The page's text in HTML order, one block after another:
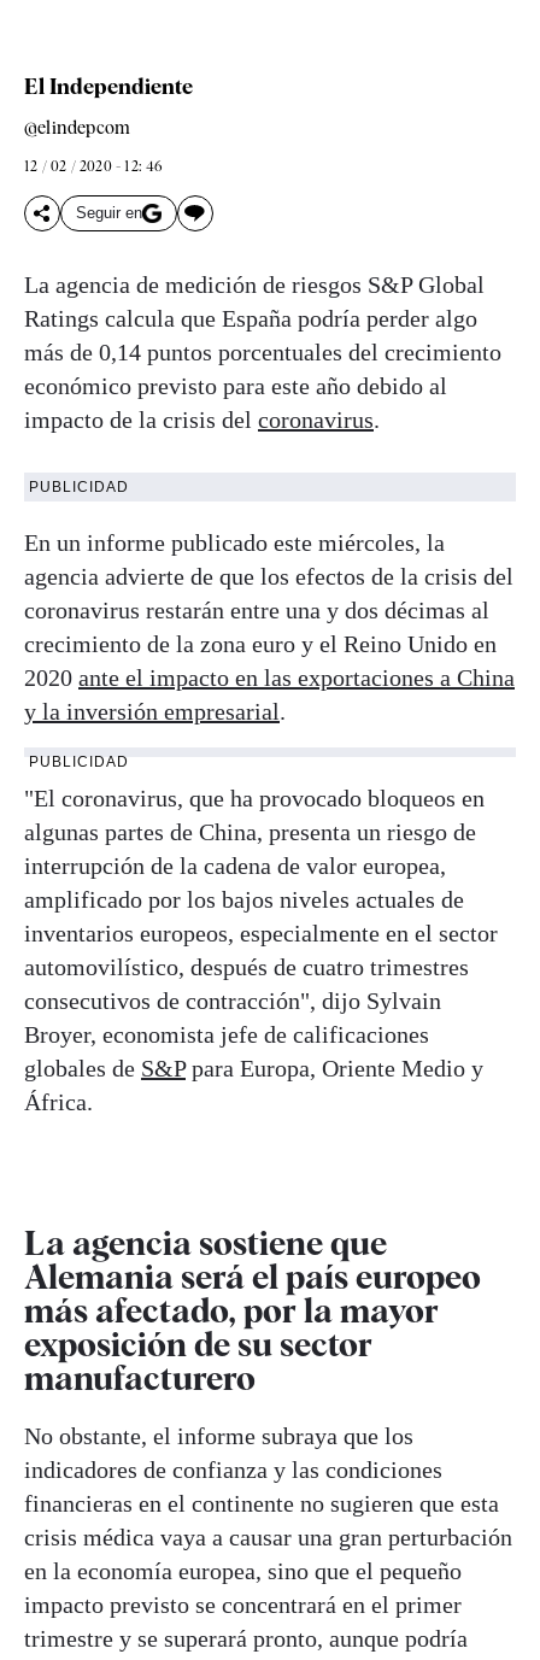
El Independiente
@elindepcom
12 / 02 / 2020 - 12: 46
Seguir en
La agencia de medición de riesgos S&P Global
Ratings calcula que España podría perder algo
más de 0,14 puntos porcentuales del crecimiento
económico previsto para este año debido al
impacto de la crisis del coronavirus.
PUBLICIDAD
En un informe publicado este miércoles, la
agencia advierte de que los efectos de la crisis del
coronavirus restarán entre una y dos décimas al
crecimiento de la zona euro y el Reino Unido en
2020 ante el impacto en las exportaciones a China
y la inversión empresarial.
PUBLICIDAD
"El coronavirus, que ha provocado bloqueos en
algunas partes de China, presenta un riesgo de
interrupción de la cadena de valor europea,
amplificado por los bajos niveles actuales de
inventarios europeos, especialmente en el sector
automovilístico, después de cuatro trimestres
consecutivos de contracción", dijo Sylvain
Broyer, economista jefe de calificaciones
globales de S&Ppara Europa, Oriente Medio y
África.
La agencia sostiene que
Alemania será el país europeo
más afectado, por la mayor
exposición de su sector
manufacturero
No obstante, el informe subraya que los
indicadores de confianza y las condiciones
financieras en el continente no sugieren que esta
crisis médica vaya a causar una gran perturbación
en la economía europea, sino que el pequeño
impacto previsto se concentrará en el primer
trimestre y se superará pronto, aunque podría